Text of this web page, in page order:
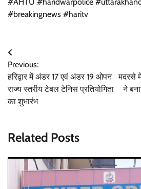
#AHTU #haridwarpolice
#breakingnews #haritv
Post
navigation
Previous:
हरिद्वार में अंडर 17 एवं अंडर 19 ओपन
राज्य स्तरीय टेबल टेनिस प्रतियोगिता
का शुभारंभ
मदरसे
ने
Related Posts